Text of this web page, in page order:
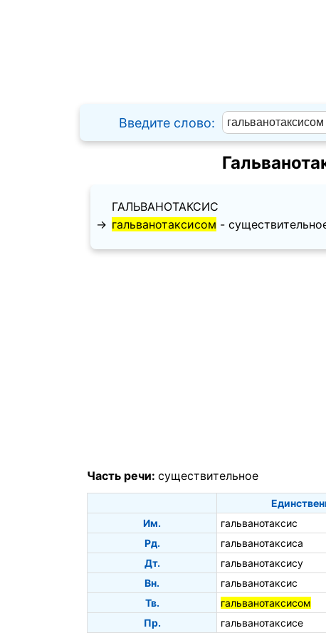
Введите слово:
ГАЛЬВАНОТАКСИС
→ гальванотаксисом -
Часть речи: существительное
Им.
гальванотаксис
Рд.
гальванотаксиса
Дт.
гальванотаксису
Вн.
гальванотаксис
Тв.
гальванотаксисом
Пр.
гальванотаксисе